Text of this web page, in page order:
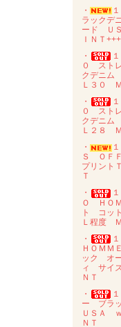
・
ラックデ
ード Ｕ
ＩＮＴ+++
・
０ スト
クデニム
Ｌ３０
・
０ スト
クデニム
Ｌ２８
・
Ｓ ＯＦ
プリント
Ｔ
・
Ｏ ＨＯ
ト コッ
Ｌ程度
・
ＨＯＭ
ック オ
ィ サイ
ＮＴ
・
ー ブラ
ＵＳＡ
ＮＴ